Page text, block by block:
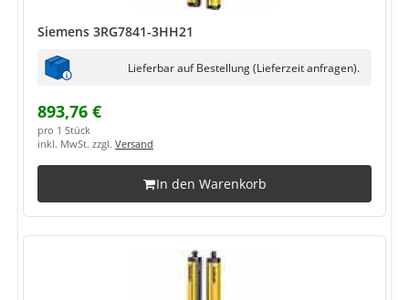
Siemens 3RG7841-3HH21
Lieferbar auf Bestellung (Lieferzeit anfragen).
893,76 €
pro 1 Stück
inkl. MwSt. zzgl. Versand
In den Warenkorb